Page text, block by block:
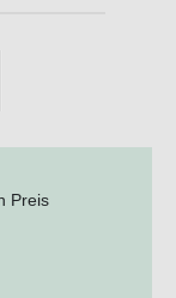
Preis